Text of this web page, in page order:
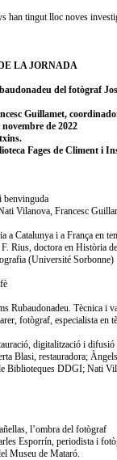
han tingut lloc noves
LA JORNADA
del fotògraf
Guillamet,
de 2022
Fages de Climent i
benvinguda
Vilanova, Francesc
a Catalunya i a França en
Rius, doctora en Història
(Université Sorbonne)
Rubaudonadeu. Tècnica i
fotògraf, especialista en
digitalització i difusió
Blasi, restauradora;
Biblioteques DDGI; Nati
l’ombra del fotògraf
Esporrín, periodista i
Museu de Mataró.